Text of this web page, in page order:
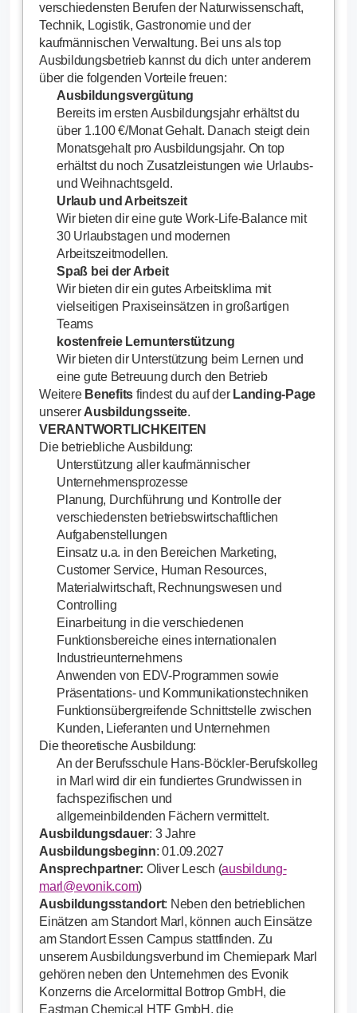
verschiedensten Berufen der Naturwissenschaft,
Technik, Logistik, Gastronomie und der
kaufmännischen Verwaltung. Bei uns als top
Ausbildungsbetrieb kannst du dich unter anderem
über die folgenden Vorteile freuen:
Ausbildungsvergütung
Bereits im ersten Ausbildungsjahr erhältst du
über 1.100 €/Monat Gehalt. Danach steigt dein
Monatsgehalt pro Ausbildungsjahr. On top
erhältst du noch Zusatzleistungen wie Urlaubs-
und Weihnachtsgeld.
Urlaub und Arbeitszeit
Wir bieten dir eine gute Work-Life-Balance mit
30 Urlaubstagen und modernen
Arbeitszeitmodellen.
Spaß bei der Arbeit
Wir bieten dir ein gutes Arbeitsklima mit
vielseitigen Praxiseinsätzen in großartigen
Teams
kostenfreie Lernunterstützung
Wir bieten dir Unterstützung beim Lernen und
eine gute Betreuung durch den Betrieb
Weitere Benefits findest du auf der Landing-Page
unserer Ausbildungsseite.
VERANTWORTLICHKEITEN
Die betriebliche Ausbildung:
Unterstützung aller kaufmännischer
Unternehmensprozesse
Planung, Durchführung und Kontrolle der
verschiedensten betriebswirtschaftlichen
Aufgabenstellungen
Einsatz u.a. in den Bereichen Marketing,
Customer Service, Human Resources,
Materialwirtschaft, Rechnungswesen und
Controlling
Einarbeitung in die verschiedenen
Funktionsbereiche eines internationalen
Industrieunternehmens
Anwenden von EDV-Programmen sowie
Präsentations- und Kommunikationstechniken
Funktionsübergreifende Schnittstelle zwischen
Kunden, Lieferanten und Unternehmen
Die theoretische Ausbildung:
An der Berufsschule Hans-Böckler-Berufskolleg
in Marl wird dir ein fundiertes Grundwissen in
fachspezifischen und
allgemeinbildenden Fächern vermittelt.
Ausbildungsdauer: 3 Jahre
Ausbildungsbeginn: 01.09.2027
Ansprechpartner: Oliver Lesch (ausbildung-
marl@evonik.com)
Ausbildungsstandort: Neben den betrieblichen
Einätzen am Standort Marl, können auch Einsätze
am Standort Essen Campus stattfinden. Zu
unserem Ausbildungsverbund im Chemiepark Marl
gehören neben den Unternehmen des Evonik
Konzerns die Arcelormittal Bottrop GmbH, die
Eastman Chemical HTF GmbH, die